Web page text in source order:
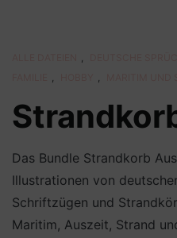
,
, ,
Das Bundle Strandkorb
Illustrationen von
Schriftzügen und
Maritim, Auszeit, Strand